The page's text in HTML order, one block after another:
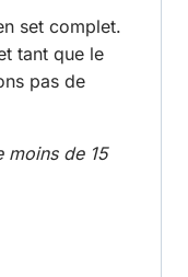
set complet.
tant que le
pas de
moins de 15